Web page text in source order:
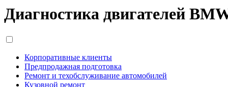
Диагностика двигателей
Корпоративные клиенты
Предпродажная подготовка
Ремонт и техобслуживание автомобилей
Кузовной ремонт